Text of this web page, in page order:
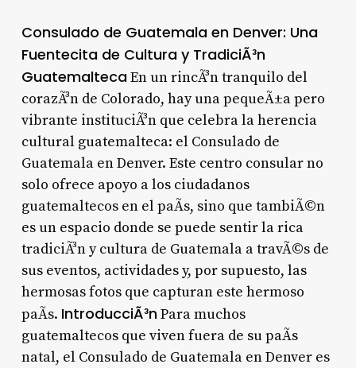
Consulado de Guatemala en Denver: Una
Fuentecita de Cultura y TradiciÃ³n
GuatemaltecaEn un rincÃ³n tranquilo del
corazÃ³n de Colorado, hay una pequeÃ±a pero
vibrante instituciÃ³n que celebra la herencia
cultural guatemalteca: el Consulado de
Guatemala en Denver. Este centro consular no
solo ofrece apoyo a los ciudadanos
guatemaltecos en el paÃ­s, sino que tambiÃ©n
es un espacio donde se puede sentir la rica
tradiciÃ³n y cultura de Guatemala a travÃ©s de
sus eventos, actividades y, por supuesto, las
hermosas fotos que capturan este hermoso
paÃ­s. IntroducciÃ³nPara muchos
guatemaltecos que viven fuera de su paÃ­s
natal, el Consulado de Guatemala en Denver es